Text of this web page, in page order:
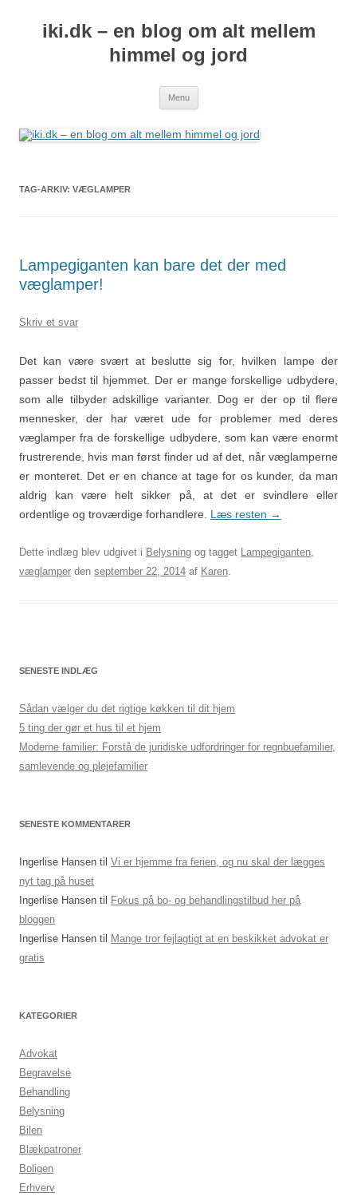
iki.dk – en blog om alt mellem
himmel og jord
Menu
TAG-ARKIV: VÆGLAMPER
Lampegiganten kan bare det der med
væglamper!
Skriv et svar
Det kan være svært at beslutte sig for, hvilken lampe der
passer bedst til hjemmet. Der er mange forskellige udbydere,
som alle tilbyder adskillige varianter. Dog er der op til flere
mennesker, der har været ude for problemer med deres
væglamper fra de forskellige udbydere, som kan være enormt
frustrerende, hvis man først finder ud af det, når væglamperne
er monteret. Det er en chance at tage for os kunder, da man
aldrig kan være helt sikker på, at det er svindlere eller
ordentlige og troværdige forhandlere. Læs resten →
Dette indlæg blev udgivet i Belysning og tagget Lampegiganten,
væglamper den september 22, 2014 af Karen.
SENESTE INDLÆG
Sådan vælger du det rigtige køkken til dit hjem
5 ting der gør et hus til et hjem
Moderne familier: Forstå de juridiske udfordringer for regnbuefamilier,
samlevende og plejefamilier
SENESTE KOMMENTARER
Ingerlise Hansen til Vi er hjemme fra ferien, og nu skal der lægges
nyt tag på huset
Ingerlise Hansen til
Fokus på bo- og behandlingstilbud her på
bloggen
Ingerlise Hansen til
Mange tror fejlagtigt at en beskikket advokat er
gratis
KATEGORIER
Advokat
Begravelse
Behandling
Belysning
Bilen
Blækpatroner
Boligen
Erhverv